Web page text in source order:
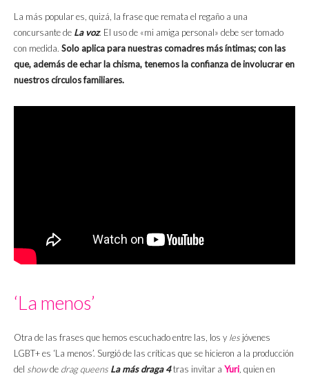
La más popular es, quizá, la frase que remata el regaño a una
concursante de La voz. El uso de «mi amiga personal» debe ser tomado
con medida. Solo aplica para nuestras comadres más íntimas; con las
que, además de echar la chisma, tenemos la confianza de involucrar en
nuestros círculos familiares.
‘La menos’
Otra de las frases que hemos escuchado entre las, los y les jóvenes
LGBT+ es ‘La menos’. Surgió de las críticas que se hicieron a la producción
del showde drag queens La más draga 4tras invitar a Yuri quien en